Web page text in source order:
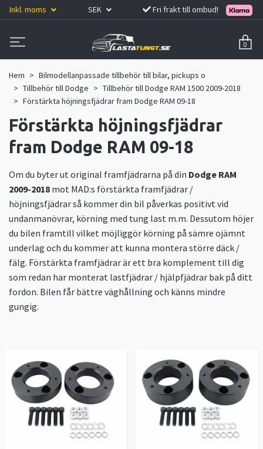
Inkl. moms SEK Fri frakt till ombud!
0
Hem
Bilmodellanpassade tillbehör till bilar, pickups o
Tillbehör till Dodge
Tillbehör till Dodge RAM 1500 2009-2018
Förstärkta höjningsfjädrar fram Dodge RAM 09-18
Förstärkta höjningsfjädrar
fram Dodge RAM 09-18
Om du byter ut original framfjädrarna på din Dodge RAM
2009-2018 mot MAD:s förstärkta framfjädrar /
höjningsfjädrar så kommer din bil påverkas positivt vid
undanmanövrar, körning med tung last m.m. Dessutom höjer
du bilen framtill vilket möjliggör körning på sämre ojämnt
underlag och du kommer att kunna montera större däck /
fälg. Förstärkta framfjädrar är ett bra komplement till dig
som redan har monterat lastfjädrar / hjälpfjädrar bak på ditt
fordon. Bilen får bättre väghållning och känns mindre
gungig.